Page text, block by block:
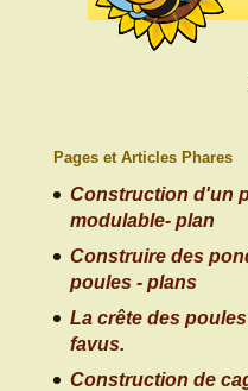
Pages et Articles Phares
Construction d'un
modulable- plan
Construire des
poules - plans
La crête des
favus.
Construction de